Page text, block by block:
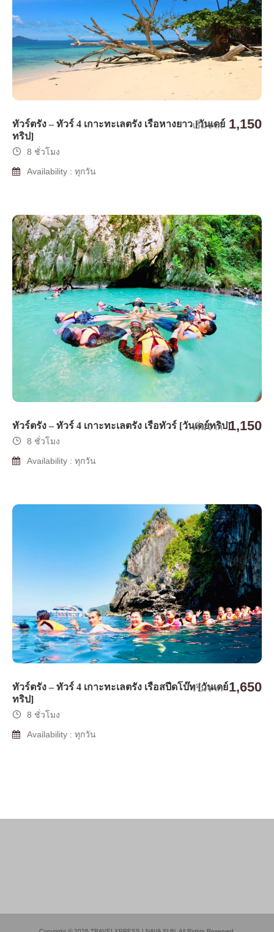
ทัวร์ตรัง – ทัวร์ 4 เกาะทะเลตรัง เรือหางยาว [วันเดย์
ทริป]
เริ่มจาก 1,150
8 ชั่วโมง
Availability : ทุกวัน
ทัวร์ตรัง – ทัวร์ 4 เกาะทะเลตรัง เรือทัวร์ [วันเดย์ทริป]
เริ่มจาก 1,150
8 ชั่วโมง
Availability : ทุกวัน
ทัวร์ตรัง – ทัวร์ 4 เกาะทะเลตรัง เรือสปีดโบ๊ท [วันเดย์
ทริป]
เริ่มจาก 1,650
8 ชั่วโมง
Availability : ทุกวัน